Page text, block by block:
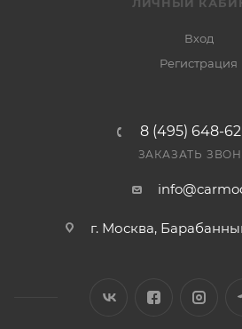
Вход
Регистрация
8 (495) 648-
ЗАКАЗАТЬ
г. Москва,